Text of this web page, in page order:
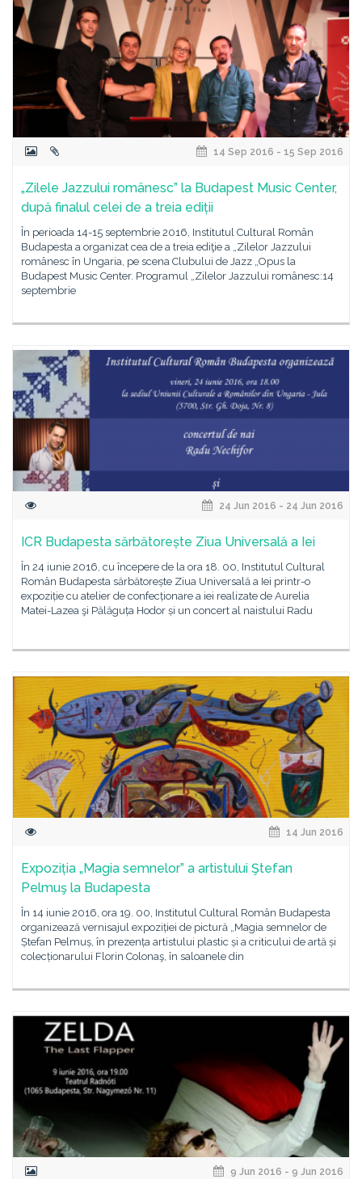
14 Sep 2016 - 15 Sep 2016
„Zilele Jazzului românesc” la Budapest Music Center,
după finalul celei de a treia ediții
În perioada 14-15 septembrie 2016, Institutul Cultural Român
Budapesta a organizat cea de a treia ediţie a „Zilelor Jazzului
românesc în Ungaria, pe scena Clubului de Jazz „Opus la
Budapest Music Center. Programul „Zilelor Jazzului românesc:14
septembrie
24 Jun 2016 - 24 Jun 2016
ICR Budapesta sărbătorește Ziua Universală a Iei
În 24 iunie 2016, cu începere de la ora 18. 00, Institutul Cultural
Român Budapesta sărbătorește Ziua Universală a Iei printr-o
expoziție cu atelier de confecționare a iei realizate de Aurelia
Matei-Lazea şi Pălăguța Hodor și un concert al naistului Radu
14 Jun 2016
Expoziția „Magia semnelor” a artistului Ştefan
Pelmuş la Budapesta
În 14 iunie 2016, ora 19. 00, Institutul Cultural Român Budapesta
organizează vernisajul expoziției de pictură „Magia semnelor de
Ștefan Pelmuș, în prezența artistului plastic și a criticului de artă și
colecționarului Florin Colonaş, în saloanele din
9 Jun 2016 - 9 Jun 2016